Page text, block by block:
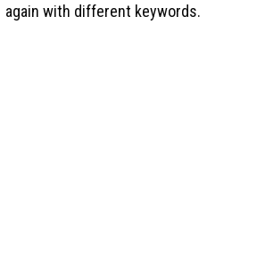
again with different keywords.